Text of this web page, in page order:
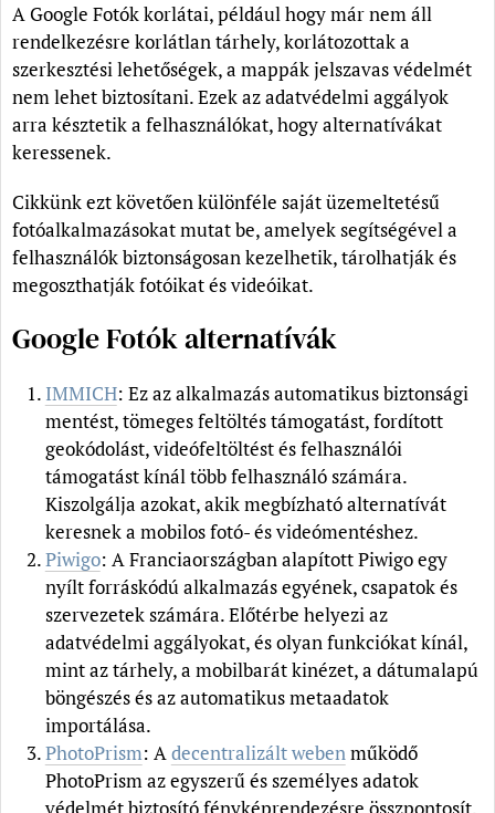
A Google Fotók korlátai, például hogy már nem áll
rendelkezésre korlátlan tárhely, korlátozottak a
szerkesztési lehetőségek, a mappák jelszavas védelmét
nem lehet biztosítani. Ezek az adatvédelmi aggályok
arra késztetik a felhasználókat, hogy alternatívákat
keressenek.
Cikkünk ezt követően különféle saját üzemeltetésű
fotóalkalmazásokat mutat be, amelyek segítségével a
felhasználók biztonságosan kezelhetik, tárolhatják és
megoszthatják fotóikat és videóikat.
Google Fotók alternatívák
IMMICH: Ez az alkalmazás automatikus biztonsági
mentést, tömeges feltöltés támogatást, fordított
geokódolást, videófeltöltést és felhasználói
támogatást kínál több felhasználó számára.
Kiszolgálja azokat, akik megbízható alternatívát
keresnek a mobilos fotó- és videómentéshez.
Piwigo: A Franciaországban alapított Piwigo egy
nyílt forráskódú alkalmazás egyének, csapatok és
szervezetek számára. Előtérbe helyezi az
adatvédelmi aggályokat, és olyan funkciókat kínál,
mint az tárhely, a mobilbarát kinézet, a dátumalapú
böngészés és az automatikus metaadatok
importálása.
PhotoPrism: Adecentralizált webenműködő
PhotoPrism az egyszerű és személyes adatok